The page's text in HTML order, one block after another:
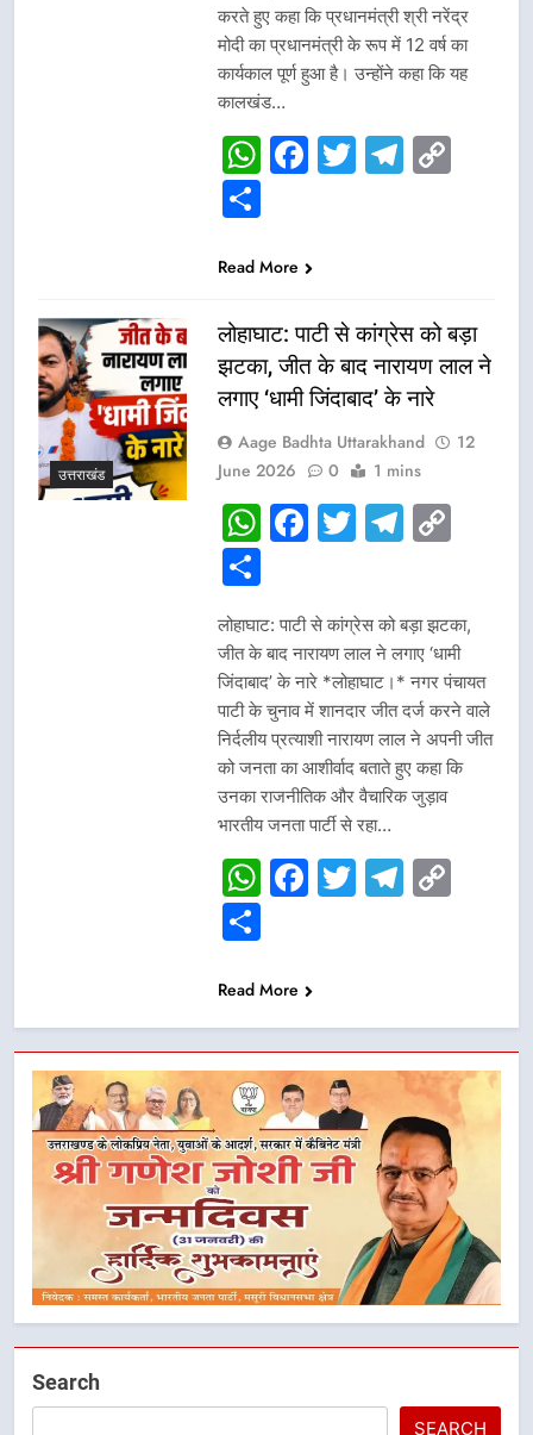
करते हुए कहा कि प्रधानमंत्री श्री नरेंद्र
मोदी का प्रधानमंत्री के रूप में 12 वर्ष का
कार्यकाल पूर्ण हुआ है। उन्होंने कहा कि यह
कालखंड…
WhatsApp
Facebook
Twitter
Share
Read More
उत्तराखंड
लोहाघाट: पाटी से कांग्रेस को बड़ा
झटका, जीत के बाद नारायण लाल ने
लगाए ‘धामी जिंदाबाद’ के नारे
Aage Badhta Uttarakhand
12
June 2026
0 1 mins
WhatsApp
Facebook
Twitter
Share
लोहाघाट: पाटी से कांग्रेस को बड़ा झटका,
जीत के बाद नारायण लाल ने लगाए ‘धामी
जिंदाबाद’ के नारे *लोहाघाट।* नगर पंचायत
पाटी के चुनाव में शानदार जीत दर्ज करने वाले
निर्दलीय प्रत्याशी नारायण लाल ने अपनी जीत
को जनता का आशीर्वाद बताते हुए कहा कि
उनका राजनीतिक और वैचारिक जुड़ाव
भारतीय जनता पार्टी से रहा…
WhatsApp
Facebook
Twitter
Share
Read More
Search
SEARCH